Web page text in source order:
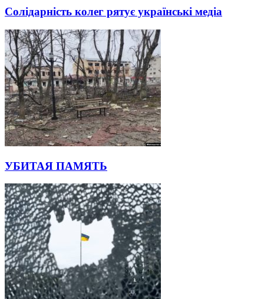
Солідарність колег рятує українські медіа
УБИТАЯ ПАМЯТЬ